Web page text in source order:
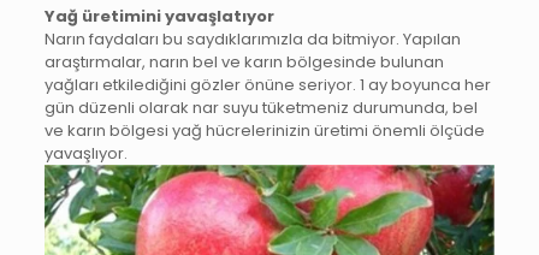
Yağ üretimini yavaşlatıyor
Narın faydaları bu saydıklarımızla da bitmiyor. Yapılan
araştırmalar, narın bel ve karın bölgesinde bulunan
yağları etkilediğini gözler önüne seriyor. 1 ay boyunca her
gün düzenli olarak nar suyu tüketmeniz durumunda, bel
ve karın bölgesi yağ hücrelerinizin üretimi önemli ölçüde
yavaşlıyor.